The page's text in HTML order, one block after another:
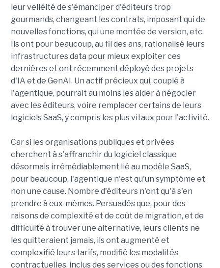
leur velléité de s'émanciper d'éditeurs trop
gourmands, changeant les contrats, imposant qui de
nouvelles fonctions, qui une montée de version, etc.
Ils ont pour beaucoup, au fil des ans, rationalisé leurs
infrastructures data pour mieux exploiter ces
dernières et ont récemment déployé des projets
d'IA et de GenAI. Un actif précieux qui, couplé à
l'agentique, pourrait au moins les aider à négocier
avec les éditeurs, voire remplacer certains de leurs
logiciels SaaS, y compris les plus vitaux pour l'activité.
Car si les organisations publiques et privées
cherchent à s'affranchir du logiciel classique
désormais irrémédiablement lié au modèle SaaS,
pour beaucoup, l'agentique n'est qu'un symptôme et
non une cause. Nombre d'éditeurs n'ont qu'à s'en
prendre à eux-mêmes. Persuadés que, pour des
raisons de complexité et de coût de migration, et de
difficulté à trouver une alternative, leurs clients ne
les quitteraient jamais, ils ont augmenté et
complexifié leurs tarifs, modifié les modalités
contractuelles, inclus des services ou des fonctions